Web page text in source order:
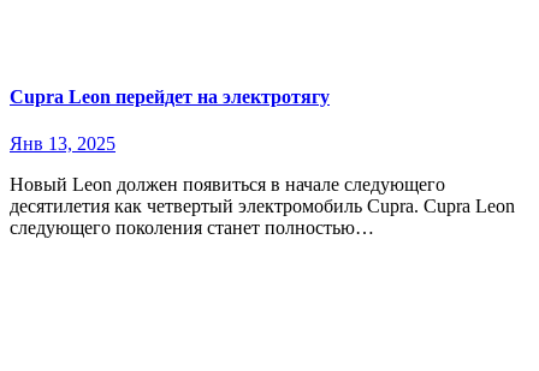
Cupra Leon перейдет на электротягу
Янв 13, 2025
Новый Leon должен появиться в начале следующего
десятилетия как четвертый электромобиль Cupra. Cupra Leon
следующего поколения станет полностью…